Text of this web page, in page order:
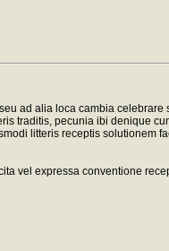
ad alia loca cambia
traditis, pecunia ibi denique
litteris receptis solutionem
vel expressa conventione